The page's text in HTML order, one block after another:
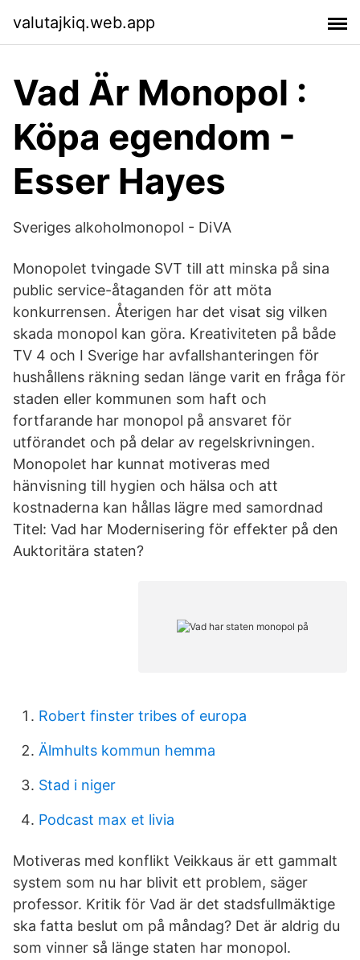
valutajkiq.web.app
Vad Är Monopol :
Köpa egendom -
Esser Hayes
Sveriges alkoholmonopol - DiVA
Monopolet tvingade SVT till att minska på sina
public service-åtaganden för att möta
konkurrensen. Återigen har det visat sig vilken
skada monopol kan göra. Kreativiteten på både
TV 4 och I Sverige har avfallshanteringen för
hushållens räkning sedan länge varit en fråga för
staden eller kommunen som haft och
fortfarande har monopol på ansvaret för
utförandet och på delar av regelskrivningen.
Monopolet har kunnat motiveras med
hänvisning till hygien och hälsa och att
kostnaderna kan hållas lägre med samordnad
Titel: Vad har Modernisering för effekter på den
Auktoritära staten?
Robert finster tribes of europa
Älmhults kommun hemma
Stad i niger
Podcast max et livia
Motiveras med konflikt Veikkaus är ett gammalt
system som nu har blivit ett problem, säger
professor. Kritik för Vad är det stadsfullmäktige
ska fatta beslut om på måndag? Det är aldrig du
som vinner så länge staten har monopol.